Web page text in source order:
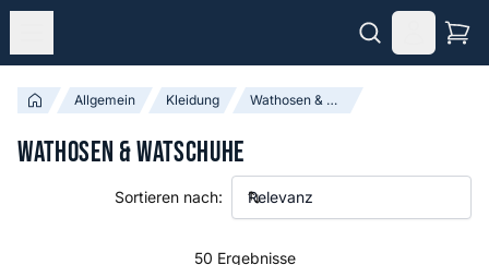
Allgemein Kleidung Wathosen & Watschuhe
Wathosen & Watschuhe
50 Ergebnisse
Sortieren nach: